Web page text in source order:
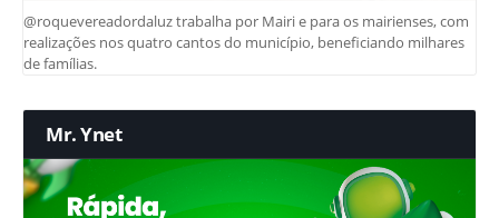
@roquevereadordaluz trabalha por Mairi e para os mairienses, com
realizações nos quatro cantos do município, beneficiando milhares
de famílias.
Mr. Ynet